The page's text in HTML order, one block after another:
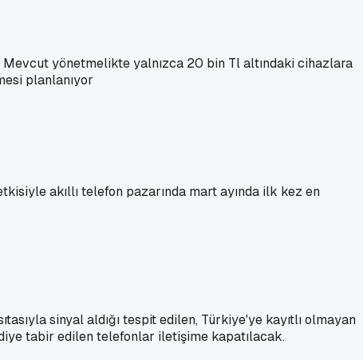
Mevcut yönetmelikte yalnızca 20 bin Tl altındaki cihazlara
planlanıyor
akıllı telefon pazarında mart ayında ilk kez en
sinyal aldığı tespit edilen, Türkiye'ye kayıtlı olmayan
tabir edilen telefonlar iletişime kapatılacak.